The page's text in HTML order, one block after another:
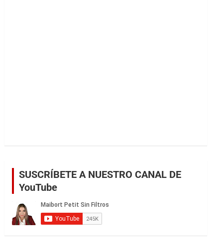
SUSCRÍBETE A NUESTRO CANAL DE
YouTube